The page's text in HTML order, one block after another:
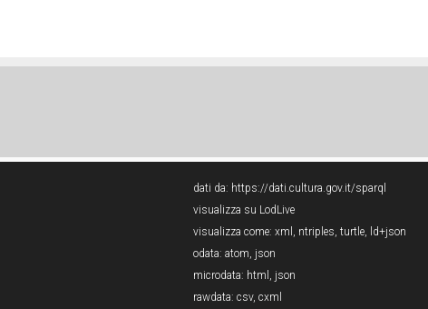
dati da: https://dati.cultura.gov.it/sparql
visualizza su LodLive
visualizza come: xml , ntriples, turtle, ld+json
odata: atom, json
microdata: html , json
rawdata: csv, cxml